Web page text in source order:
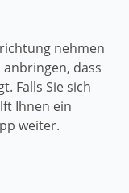
nehmen
anbringen, dass
Falls Sie sich
Ihnen ein
weiter.